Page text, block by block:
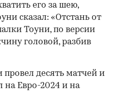
его за шею,
сказал: «Отстань от
Тоуни, по версии
головой, разбив
десять матчей и
на Евро-2024 и на